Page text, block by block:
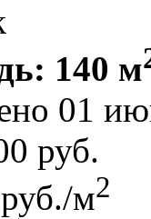
140 м
01
руб.
м2